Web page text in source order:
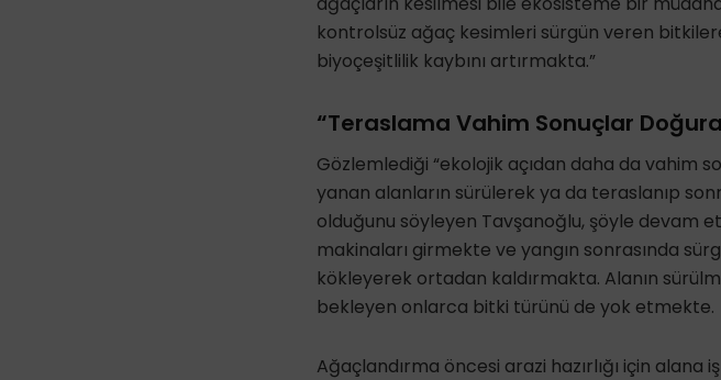
kontrolsüz ağaç kesimleri sürgün veren
biyoçeşitlilik kaybını artırmakta.”
“Teraslama Vahim Sonuçlar
Gözlemlediği “ekolojik açıdan daha da vahim
yanan alanların sürülerek ya da teraslanıp
olduğunu söyleyen Tavşanoğlu, şöyle devam
makinaları girmekte ve yangın sonrasında
kökleyerek ortadan kaldırmakta. Alanın
bekleyen onlarca bitki türünü de yok etmekte.
Ağaçlandırma öncesi arazi hazırlığı için